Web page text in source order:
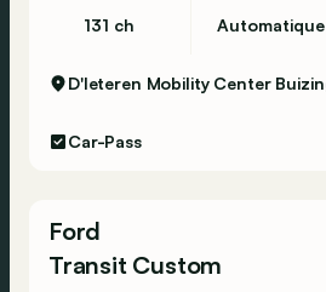
131 ch Automatique
Car-Pass
Ford
Transit Custom